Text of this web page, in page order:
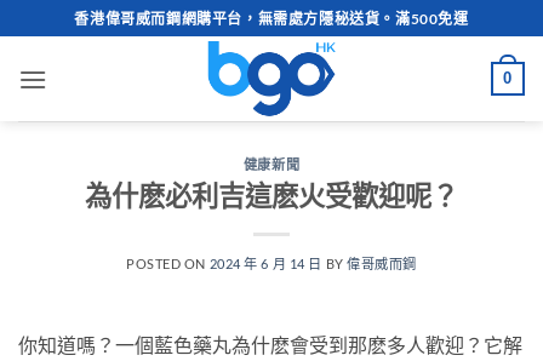
to
content
香港偉哥威而鋼網購平台，無需處方隱秘送貨。滿500免運
0
健康新聞
為什麽必利吉這麽火受歡迎呢？
POSTED ON 2024 年 6 月 14 日 BY偉哥威而鋼
你知道嗎？一個藍色藥丸為什麽會受到那麽多人歡迎？它解